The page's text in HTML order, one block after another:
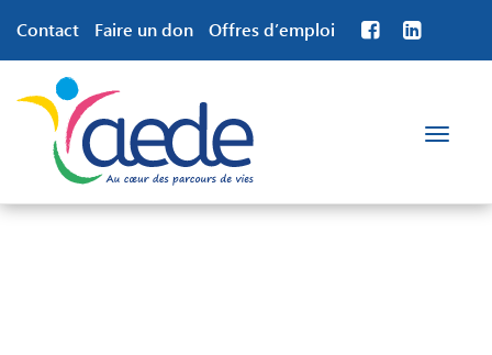
Contact Faire un don Offres d’emploi
Toggle